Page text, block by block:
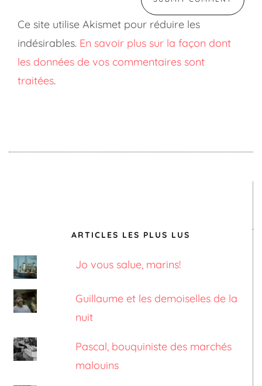
Ce site utilise Akismet pour réduire les
indésirables. En savoir plus sur la façon dont
les données de vos commentaires sont
traitées.
ARTICLES LES PLUS LUS
Jo vous salue, marins!
Guillaume et les demoiselles de la
nuit
Pascal, bouquiniste des marchés
malouins